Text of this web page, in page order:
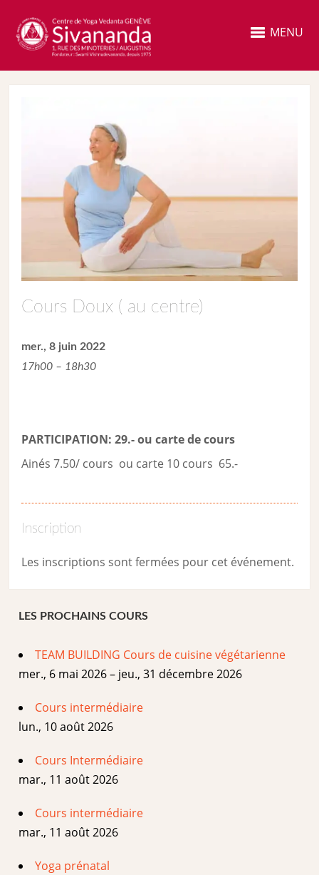
MENU
Cours Doux ( au centre)
mer., 8 juin 2022
17h00 – 18h30
PARTICIPATION: 29.- ou carte de cours
Ainés 7.50/ cours ou carte 10 cours 65.-
Inscription
Les inscriptions sont fermées pour cet événement.
LES PROCHAINS COURS
TEAM BUILDING Cours de cuisine végétarienne
mer., 6 mai 2026 – jeu., 31 décembre 2026
Cours intermédiaire
lun., 10 août 2026
Cours Intermédiaire
mar., 11 août 2026
Cours intermédiaire
mar., 11 août 2026
Yoga prénatal